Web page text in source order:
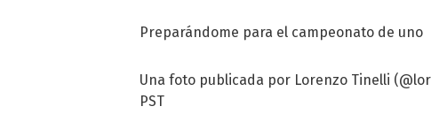
Preparándome para el campeonato de uno
Una foto publicada por Lorenzo Tinelli
PST